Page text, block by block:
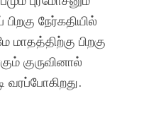
நேர்கதியில்
பிறகு
குருவினால்
வரப்போகிறது.